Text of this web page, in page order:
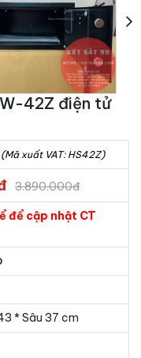
42Z điện tử
(Mã xuất VAT: HS42Z)
3.890.000đ
để cập nhật CT
* Sâu 37 cm